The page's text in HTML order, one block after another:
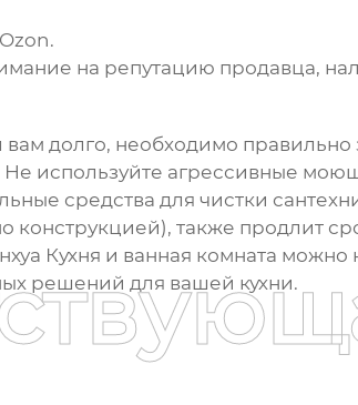
на репутацию продавца,
долго, необходимо
Не используйте агрессивные
средства для чистки
конструкцией), также продлит
Кухня и ванная комната можно
решений для вашей кухни.